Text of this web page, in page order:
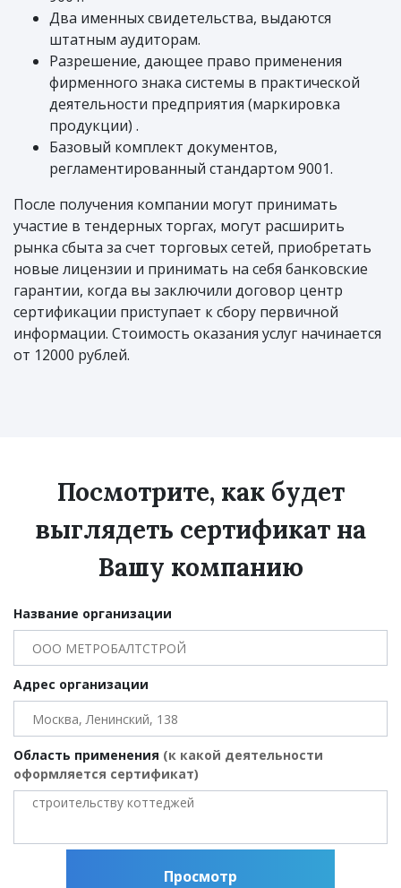
Два именных свидетельства, выдаются
штатным аудиторам.
Разрешение, дающее право применения
фирменного знака системы в практической
деятельности предприятия (маркировка
продукции) .
Базовый комплект документов,
регламентированный стандартом 9001.
После получения компании могут принимать
участие в тендерных торгах, могут расширить
рынка сбыта за счет торговых сетей, приобретать
новые лицензии и принимать на себя банковские
гарантии, когда вы заключили договор центр
сертификации приступает к сбору первичной
информации. Стоимость оказания услуг начинается
от 12000 рублей.
Посмотрите, как будет
выглядеть сертификат на
Вашу компанию
Название организации
Адрес организации
Область применения (к какой деятельности
оформляется сертификат)
Просмотр